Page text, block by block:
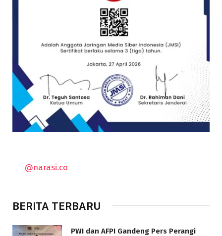
@narasi.co
BERITA TERBARU
PWI dan AFPI Gandeng Pers Perangi